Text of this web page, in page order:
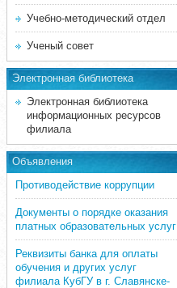
Учебно-методический отдел
Ученый совет
Электронная библиотека
Электронная библиотека
информационных ресурсов
филиала
Объявления
Противодействие коррупции
Документы о порядке оказания
платных образовательных услуг
Реквизиты банка для оплаты
обучения и других услуг
филиала КубГУ в г. Славянске-